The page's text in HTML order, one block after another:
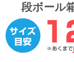
段ボール